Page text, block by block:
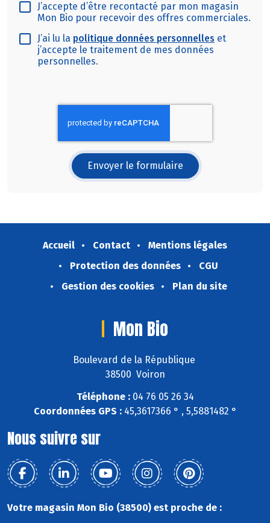
J’accepte d’être recontacté par mon magasin
Mon Bio pour recevoir des offres commerciales.
J’ai lu la politique données personnelles et
j’accepte le traitement de mes données
personnelles.
Envoyer le formulaire
Accueil Contact
Mentions légales
Protection des données
CGU
Gestion des cookies
Plan du site
Mon Bio
Boulevard de la République
38500 Voiron
Téléphone :04 76 05 26 34
Coordonnées GPS :45,3617366 ° , 5,5881482 °
Nous suivre sur
Votre magasin Mon Bio (38500) est proche de :